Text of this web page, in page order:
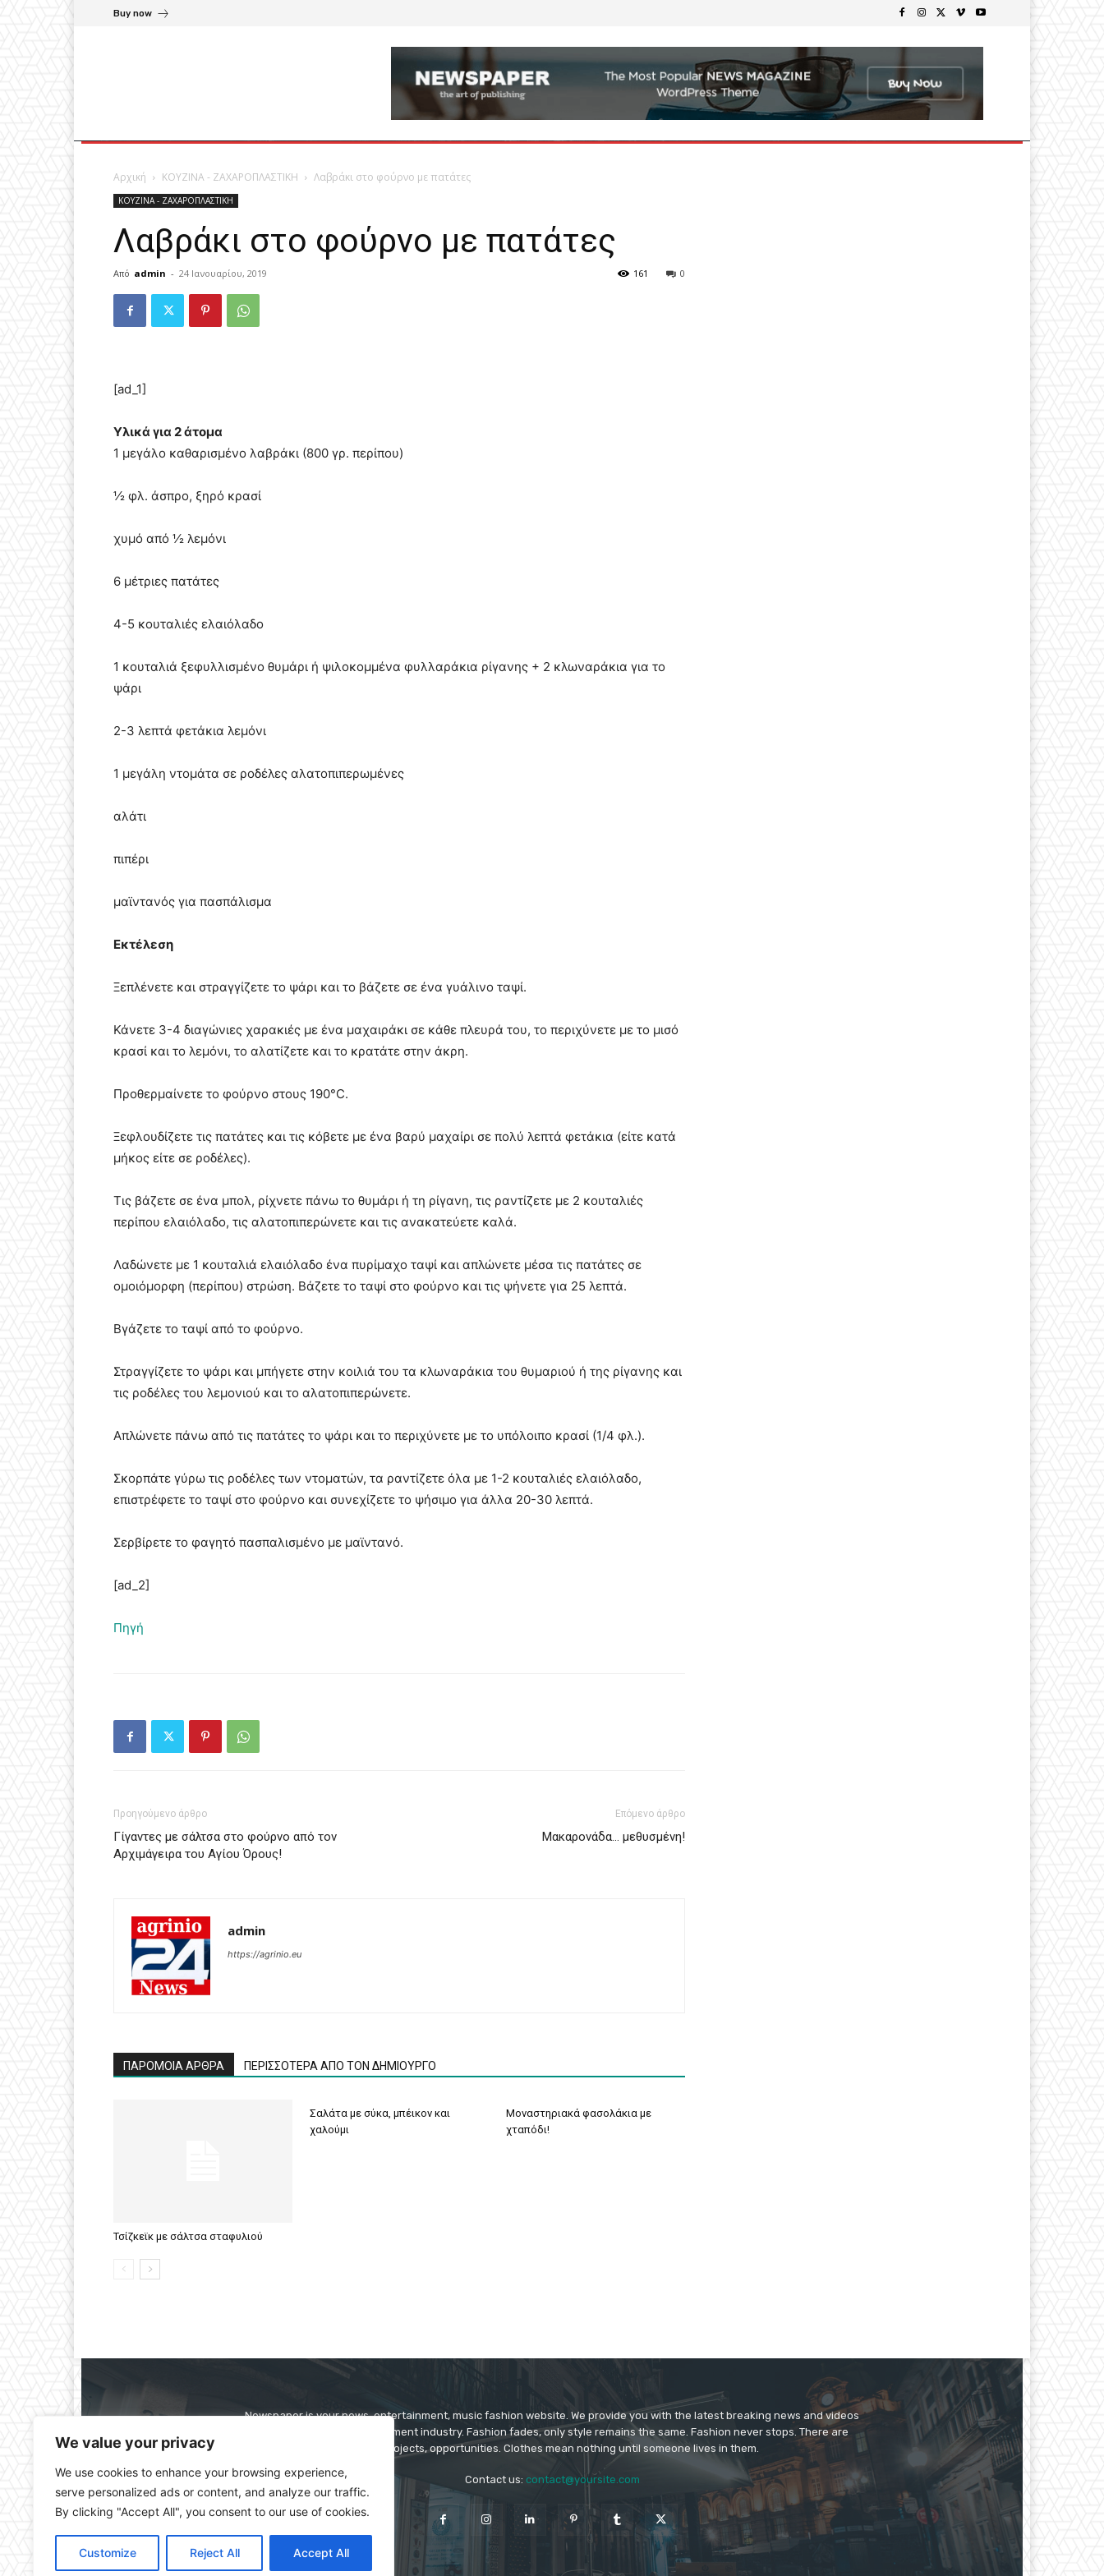
We value your privacy
We use cookies to enhance your browsing experience,
serve personalized ads or content, and analyze our traffic.
By clicking "Accept All", you consent to our use of cookies.
Customize Reject All Accept All
Buy now
Αρχική ΚΟΥΖΙΝΑ - ΖΑΧΑΡΟΠΛΑΣΤΙΚΗ Λαβράκι στο φούρνο με πατάτες
ΚΟΥΖΙΝΑ - ΖΑΧΑΡΟΠΛΑΣΤΙΚΗ
Λαβράκι στο φούρνο με πατάτες
Από admin - 24 Ιανουαρίου, 2019 0
161
[ad_1]
Υλικά για 2 άτομα
1 μεγάλο καθαρισμένο λαβράκι (800 γρ. περίπου)
½ φλ. άσπρο, ξηρό κρασί
χυμό από ½ λεμόνι
6 μέτριες πατάτες
4-5 κουταλιές ελαιόλαδο
1 κουταλιά ξεφυλλισμένο θυμάρι ή ψιλοκομμένα φυλλαράκια ρίγανης + 2 κλωναράκια για το
ψάρι
2-3 λεπτά φετάκια λεμόνι
1 μεγάλη ντομάτα σε ροδέλες αλατοπιπερωμένες
αλάτι
πιπέρι
μαϊντανός για πασπάλισμα
Εκτέλεση
Ξεπλένετε και στραγγίζετε το ψάρι και το βάζετε σε ένα γυάλινο ταψί.
Κάνετε 3-4 διαγώνιες χαρακιές με ένα μαχαιράκι σε κάθε πλευρά του, το περιχύνετε με το μισό
κρασί και το λεμόνι, το αλατίζετε και το κρατάτε στην άκρη.
Προθερμαίνετε το φούρνο στους 190°C.
Ξεφλουδίζετε τις πατάτες και τις κόβετε με ένα βαρύ μαχαίρι σε πολύ λεπτά φετάκια (είτε κατά
μήκος είτε σε ροδέλες).
Τις βάζετε σε ένα μπολ, ρίχνετε πάνω το θυμάρι ή τη ρίγανη, τις ραντίζετε με 2 κουταλιές
περίπου ελαιόλαδο, τις αλατοπιπερώνετε και τις ανακατεύετε καλά.
Λαδώνετε με 1 κουταλιά ελαιόλαδο ένα πυρίμαχο ταψί και απλώνετε μέσα τις πατάτες σε
ομοιόμορφη (περίπου) στρώση. Βάζετε το ταψί στο φούρνο και τις ψήνετε για 25 λεπτά.
Βγάζετε το ταψί από το φούρνο.
Στραγγίζετε το ψάρι και μπήγετε στην κοιλιά του τα κλωναράκια του θυμαριού ή της ρίγανης και
τις ροδέλες του λεμονιού και το αλατοπιπερώνετε.
Απλώνετε πάνω από τις πατάτες το ψάρι και το περιχύνετε με το υπόλοιπο κρασί (1/4 φλ.).
Σκορπάτε γύρω τις ροδέλες των ντοματών, τα ραντίζετε όλα με 1-2 κουταλιές ελαιόλαδο,
επιστρέφετε το ταψί στο φούρνο και συνεχίζετε το ψήσιμο για άλλα 20-30 λεπτά.
Σερβίρετε το φαγητό πασπαλισμένο με μαϊντανό.
[ad_2]
Πηγή
Προηγούμενο άρθρο
Γίγαντες με σάλτσα στο φούρνο από τον
Αρχιμάγειρα του Αγίου Όρους!
Επόμενο άρθρο
Μακαρονάδα… μεθυσμένη!
admin
https://agrinio.eu
ΠΑΡΟΜΟΙΑ ΑΡΘΡΑ ΠΕΡΙΣΣΟΤΕΡΑ ΑΠΟ ΤΟΝ ΔΗΜΙΟΥΡΓΟ
Τσίζκεϊκ με σάλτσα σταφυλιού
Σαλάτα με σύκα, μπέικον και
χαλούμι
Μοναστηριακά φασολάκια με
χταπόδι!
Newspaper is your news, entertainment, music fashion website. We provide you with the latest breaking news and videos
straight from the entertainment industry. Fashion fades, only style remains the same. Fashion never stops. There are
always projects, opportunities. Clothes mean nothing until someone lives in them.
Contact us: contact@yoursite.com